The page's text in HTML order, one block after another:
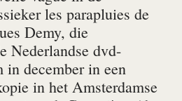
les parapluies de
Demy, die
Nederlandse dvd-
december in een
in het Amsterdamse